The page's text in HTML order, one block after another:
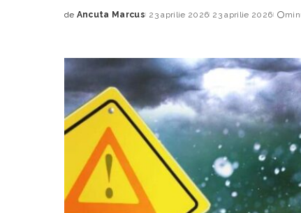
Posted
de Ancuta Marcus 23 aprilie 2026 23 aprilie 2026